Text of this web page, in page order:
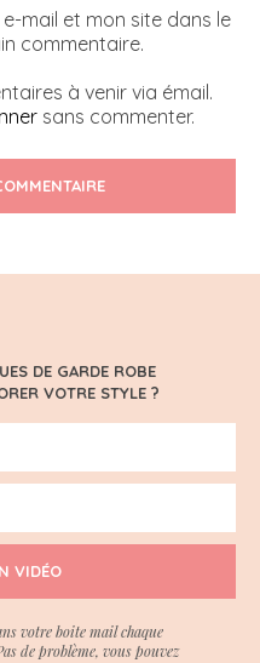
mail et mon site dans le
commentaire.
à venir via émail.
sans commenter.
DE GARDE ROBE
VOTRE STYLE ?
VIDÉO
votre boite mail chaque
de problème, vous pouvez